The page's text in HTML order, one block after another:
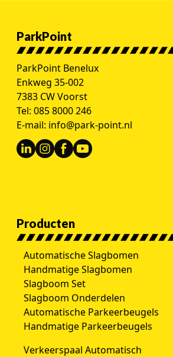
ParkPoint
ParkPoint Benelux
Enkweg 35-002
7383 CW Voorst
Tel: 085 8000 246
E-mail: info@park-point.nl
Producten
Automatische Slagbomen
Handmatige Slagbomen
Slagboom Set
Slagboom Onderdelen
Automatische Parkeerbeugels
Handmatige Parkeerbeugels
Verkeerspaal Automatisch